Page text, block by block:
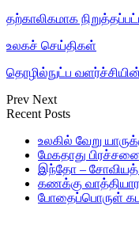
தற்காலிகமாக
உலகச் செய்திகள்
தொழில்நுட்ப
Prev Next
Recent Posts
உலகில் வேறு
மேகதாது
இந்தோ – சோவியத்
கணக்கு
போதைப்பொருள்